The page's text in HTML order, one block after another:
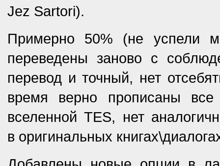
Jez Sartori).
Примерно 50% (не успели
переведены заново с
перевод и точный, нет
время верно прописаны все
вселенной TES, нет
в оригинальных